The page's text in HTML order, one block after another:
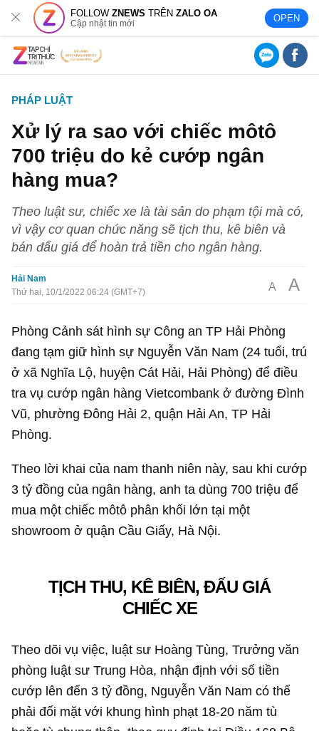
FOLLOWZNEWS TRÊNZALO OA
Cập nhật tin mới OPEN
PHÁP LUẬT
Xử lý ra sao với chiếc môtô
700 triệu do kẻ cướp ngân
hàng mua?
Theo luật sư, chiếc xe là tài sản do phạm tội mà có,
vì vậy cơ quan chức năng sẽ tịch thu, kê biên và
bán đấu giá để hoàn trả tiền cho ngân hàng.
Hải Nam
Thứ hai, 10/1/2022 06:24 (GMT+7)
A A
Phòng Cảnh sát hình sự Công an TP Hải Phòng
đang tạm giữ hình sự Nguyễn Văn Nam (24 tuổi, trú
ở xã Nghĩa Lộ, huyện Cát Hải, Hải Phòng) để điều
tra vụ cướp ngân hàng Vietcombank ở đường Đình
Vũ, phường Đông Hải 2, quận Hải An, TP Hải
Phòng.
Theo lời khai của nam thanh niên này, sau khi cướp
3 tỷ đồng của ngân hàng, anh ta dùng 700 triệu để
mua một chiếc môtô phân khối lớn tại một
showroom ở quận Cầu Giấy, Hà Nội.
TỊCH THU, KÊ BIÊN, ĐẤU GIÁ
CHIẾC XE
Theo dõi vụ việc, luật sư Hoàng Tùng, Trưởng văn
phòng luật sư Trung Hòa, nhận định với số tiền
cướp lên đến 3 tỷ đồng, Nguyễn Văn Nam có thể
phải đối mặt với khung hình phạt 18-20 năm tù